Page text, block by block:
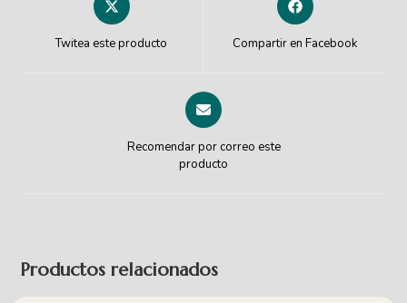
Twitea este producto Compartir en Facebook
Recomendar por correo este
producto
Productos relacionados